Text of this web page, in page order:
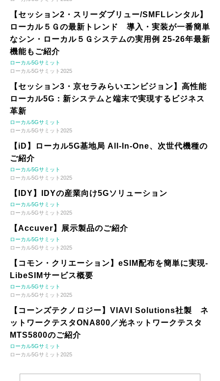
【セッション2・スリーダブリュー/SMFLレンタル】
ローカル５Ｇの最新トレンド 導入・実装が一番簡単
なシン・ローカル５Ｇシステムの実用例 25-26年最新
機能もご紹介
ローカル5Gサミット
ローカル5Gサミット2025
【セッション3・京セラみらいエンビジョン】高性能
ローカル5G：新システムと端末で実現するビジネス
革新
ローカル5Gサミット
ローカル5Gサミット2025
【iD】ローカル5G基地局 All-In-One、次世代機種の
ご紹介
ローカル5Gサミット
ローカル5Gサミット2025
【IDY】IDYの産業向け5Gソリューション
ローカル5Gサミット
ローカル5Gサミット2025
【Accuver】展示製品のご紹介
ローカル5Gサミット
ローカル5Gサミット2025
【コモン・クリエーション】eSIM配布を簡単に実現-
LibeSIMサービス概要
ローカル5Gサミット
ローカル5Gサミット2025
【コーンズテクノロジー】VIAVI Solutions社製 ネ
ットワークテスタONA800／光ネットワークテスタ
MTS5800のご紹介
ローカル5Gサミット
ローカル5Gサミット2025